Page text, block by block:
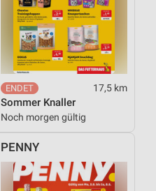
17,5 km
Sommer Knaller
Noch morgen gültig
PENNY